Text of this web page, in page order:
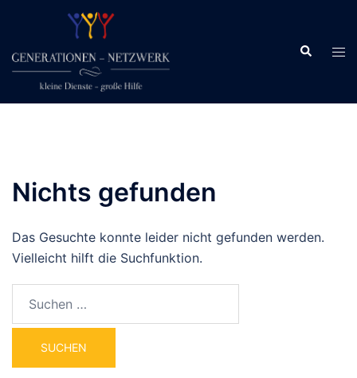
springen
Suche
Nichts gefunden
Das Gesuchte konnte leider nicht gefunden werden.
Vielleicht hilft die Suchfunktion.